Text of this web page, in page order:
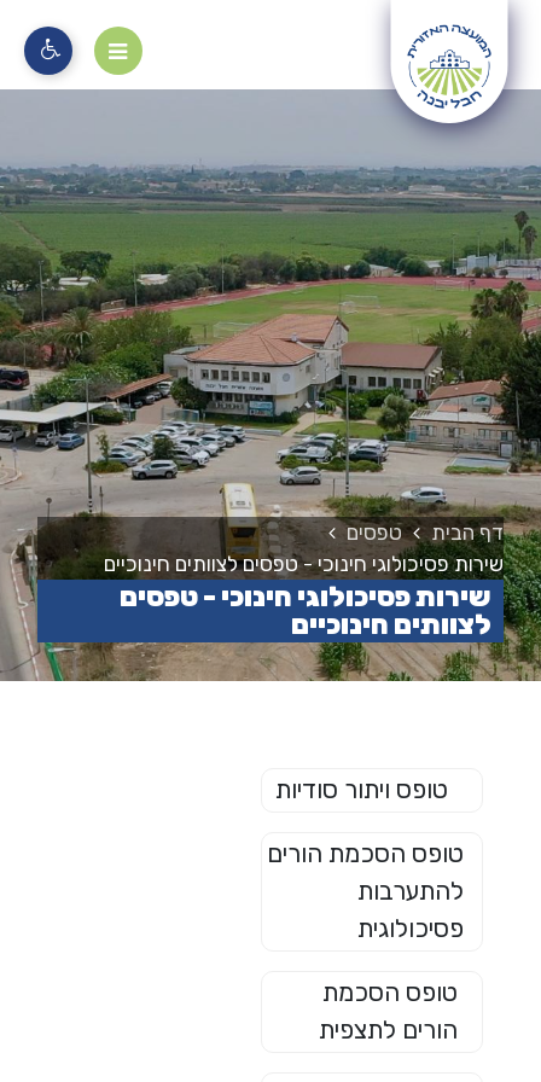
מוקד 106
דף הבית
טפסים
שירות פסיכולוגי חינוכי - טפסים לצוותים חינוכיים
שירות פסיכולוגי חינוכי - טפסים
לצוותים חינוכיים
טופס ויתור סודיות
טופס הסכמת הורים
להתערבות
פסיכולוגית
טופס הסכמת
הורים לתצפית